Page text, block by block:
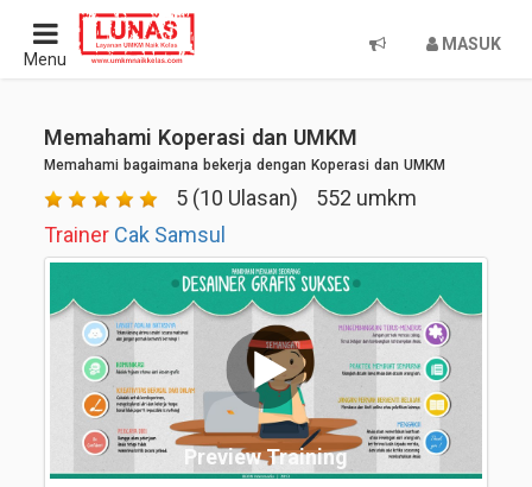
Menu
MASUK
Memahami Koperasi dan UMKM
Memahami bagaimana bekerja dengan Koperasi dan UMKM
5 (10 Ulasan)
552 umkm
Trainer Cak Samsul
Preview Training